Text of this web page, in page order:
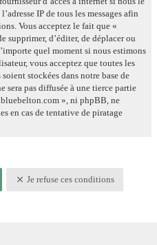
IP de tous les messages afin
Vous acceptez le fait que «
d’éditer, de déplacer ou
quel moment si nous estimons
vous acceptez que toutes les
stockées dans notre base de
sera pas diffusée à une tierce partie
», ni phpBB, ne
en cas de tentative de piratage
Je refuse ces conditions